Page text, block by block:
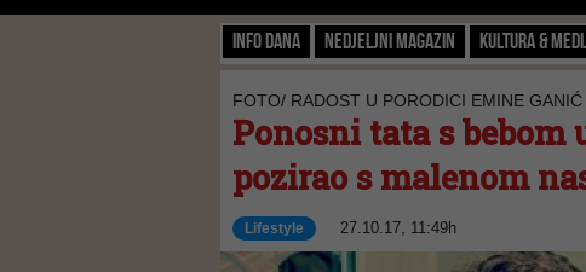
Info dana Nedjeljni magazin Kultura &
FOTO/ RADOST U PORODICI EMINE GANIĆ
Ponosni tata s
pozirao s malenom
Lifestyle 27.10.17, 11:49h